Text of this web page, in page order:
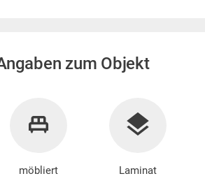
zum Objekt
möbliert Laminat